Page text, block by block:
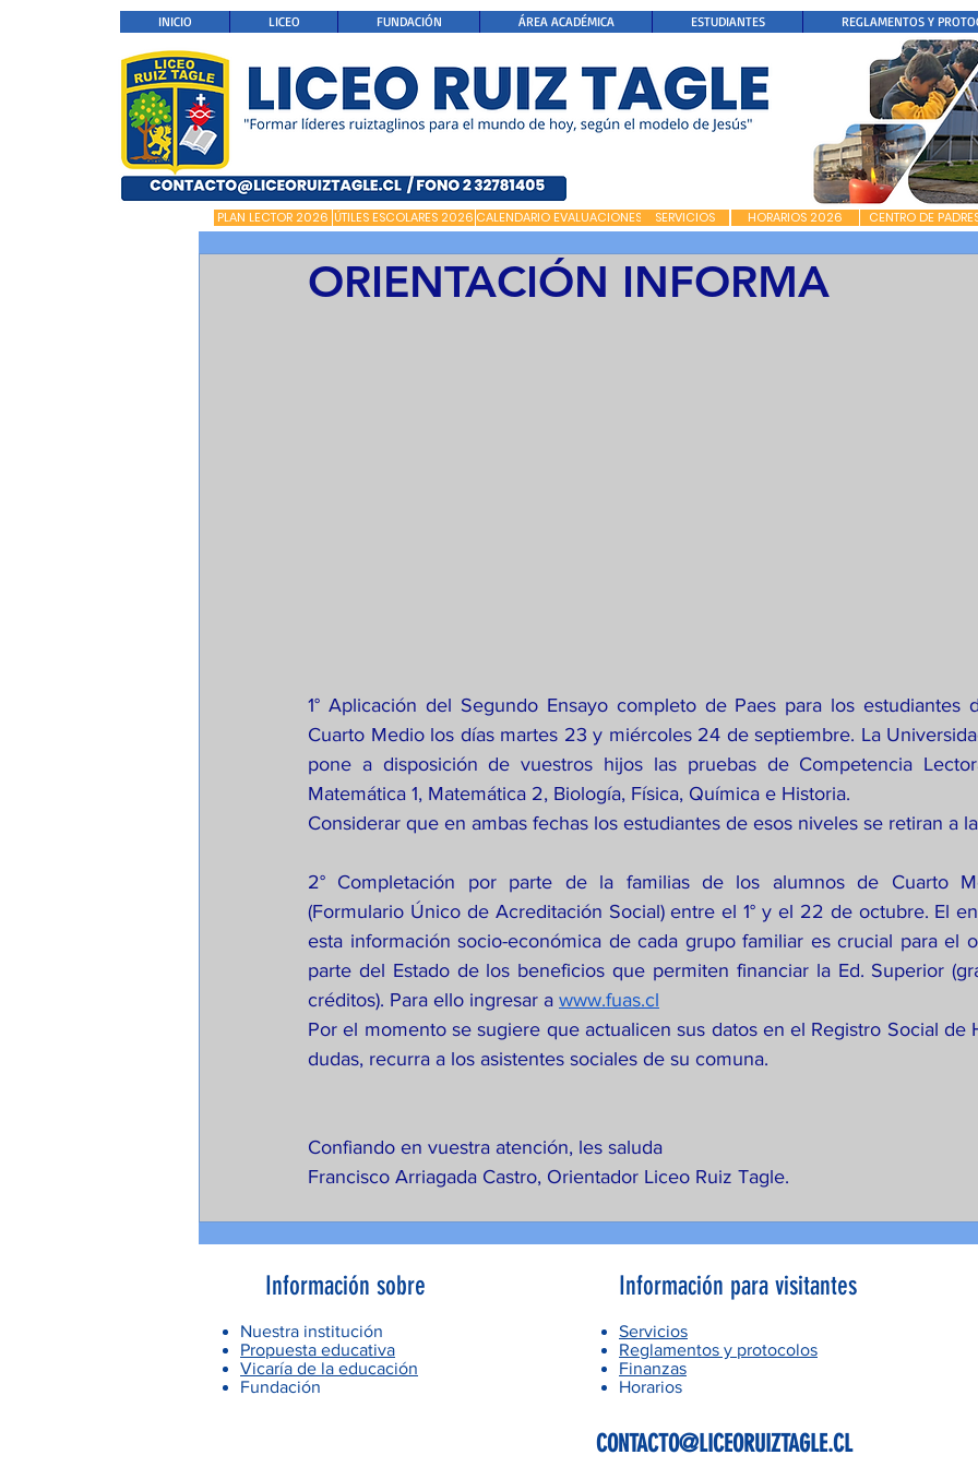
INICIO LICEO FUNDACIÓN ÁREA ACADÉMICA ESTUDIANTES REGLAMENTOS Y
PLAN LECTOR 2026 ÚTILES ESCOLARES 2026 CALENDARIO EVALUACIONES SERVICIOS HORARIOS 2026 CENTRO DE
ORIENTACIÓN INFORMA
1° Aplicación del Segundo Ensayo completo de Paes para los estudiantes
Cuarto Medio los días martes 23 y miércoles 24 de septiembre. La
pone a disposición de vuestros hijos las pruebas de Competencia
Matemática 1, Matemática 2, Biología, Física, Química e Historia.
Considerar que en ambas fechas los estudiantes de esos niveles se retiran a
2° Completación por parte de la familias de los alumnos de Cuarto
(Formulario Único de Acreditación Social) entre el 1° y el 22 de octubre. El
esta información socio-económica de cada grupo familiar es crucial para el
parte del Estado de los beneficios que permiten financiar la Ed. Superior
créditos). Para ello ingresar a www.fuas.cl
Por el momento se sugiere que actualicen sus datos en el Registro Social de
dudas, recurra a los asistentes sociales de su comuna.
Confiando en vuestra atención, les saluda
Francisco Arriagada Castro, Orientador Liceo Ruiz Tagle.
Información sobre
Nuestra institución
Propuesta educativa
Vicaría de la educación
Fundación
Información para visitantes
Servicios
Reglamentos y protocolos
Finanzas
Horarios
CONTACTO@LICEORUIZTAGLE.CL